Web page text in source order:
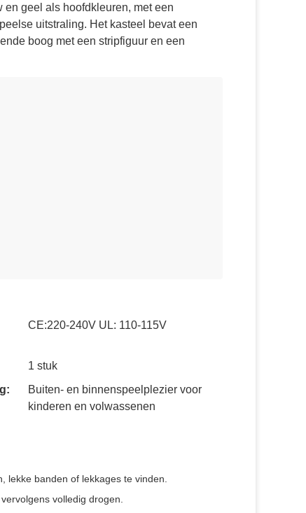
geel als hoofdkleuren, met een
uitstraling. Het kasteel bevat een
boog met een stripfiguur en een
CE:220-240V UL: 110-115V
1 stuk
Buiten- en binnenspeelplezier voor
kinderen en volwassenen
lekke banden of lekkages te vinden.
volledig drogen.